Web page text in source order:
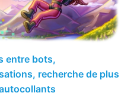
entre bots,
recherche de plus